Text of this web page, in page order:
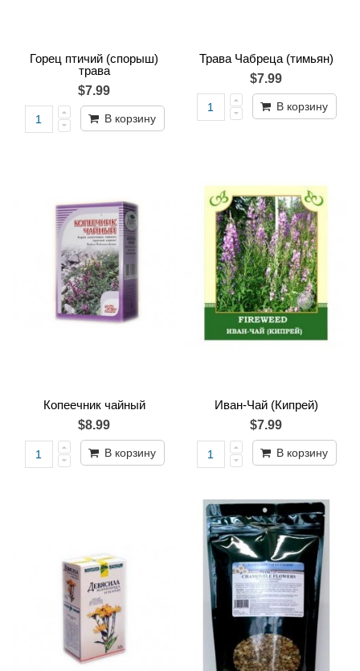
Горец птичий (спорыш)
трава
$7.99
В корзину
Трава Чабреца (тимьян)
$7.99
В корзину
Копеечник чайный
$8.99
В корзину
Иван-Чай (Кипрей)
$7.99
В корзину